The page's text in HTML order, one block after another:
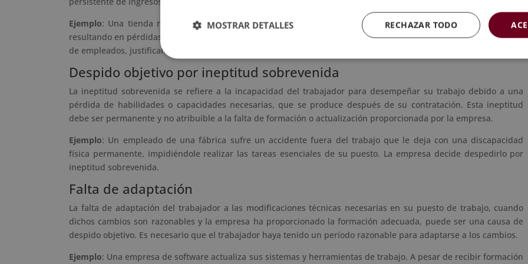
Ejemplo: Una tienda minorista ha experimentado una caída significativa en las ventas durante el último año,
resultando en pérdidas financieras. Para asegurar la viabilidad de la empresa, el dueño decide reducir el número
de empleados, justificando el despido objetivo por causas económicas.
Despido objetivo por ineptitud sobrevenida
La ineptitud sobrevenida se refiere a la incapacidad del trabajador para desempeñar su trabajo debido a una
pérdida de habilidades o capacidades necesarias, que se produce después de su contratación. Esta ineptitud
debe ser permanente y no atribuible a la falta de formación o actualización proporcionada por la empresa.
Ejemplo: Un empleado de una fábrica sufre un accidente fuera del trabajo que le deja con una discapacidad
física permanente, impidiéndole realizar las tareas esenciales de su puesto. La empresa decide despedirlo por
ineptitud sobrevenida.
Falta de adaptación
La falta de adaptación del trabajador a las modificaciones técnicas necesarias en su puesto de trabajo, cuando
dichos cambios son razonables y la empresa ha proporcionado la formación adecuada, puede ser una causa de
despido objetivo. Es necesario que el trabajador haya tenido un período razonable para adaptarse a los cambios.
Ejemplo: Una empresa de software actualiza sus sistemas y herramientas de trabajo. A pesar de recibir formación
RECHAZAR TODO
MOSTRAR DETALLES